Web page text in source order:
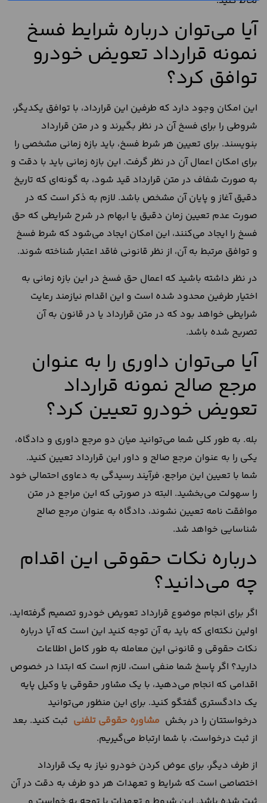
آیا می‌توان درباره شرایط فسخ
نمونه قرارداد تعویض خودرو
توافق کرد؟
این امکان وجود دارد که طرفین این قرارداد، با توافق یکدیگر،
شروطی را برای فسخ آن در نظر بگیرند و در متن قرارداد
بنویسند. برای تعیین هر شرط فسخ، باید بازه زمانی مشخصی را
برای امکان اعمال آن در نظر گرفت. این بازه زمانی باید با دقت و
به ‌صورت شفاف در متن قرارداد قید شود، به‌ گونه‌ای که تاریخ
دقیق آغاز و پایان آن مشخص باشد. لازم به ذکر است که در
صورت عدم تعیین زمان دقیق یا ابهام در شرح شرایطی که حق
فسخ را ایجاد می‌کنند، این امکان ایجاد می‌شود که شرط فسخ
و توافق مرتبط به آن، از نظر قانونی فاقد اعتبار شناخته شوند.
در نظر داشته باشید که اعمال حق فسخ در این بازه زمانی به
اختیار طرفین محدود شده است و این اقدام نیازمند رعایت
شرایطی خواهد بود که در متن قرارداد یا در قانون به آن
تصریح شده باشد.
آیا می‌توان داوری را به عنوان
مرجع صالح نمونه قرارداد
تعویض خودرو تعیین کرد؟
بله. به طور کلی شما می‌توانید میان دو مرجع داوری و دادگاه،
یکی را به عنوان مرجع صالح و داور این قرارداد تعیین کنید.
شما با تعیین این مراجع، فرآیند رسیدگی به دعاوی احتمالی خود
را سهولت می‌بخشید. البته در صورتی که این مراجع در متن
موافقت نامه تعیین نشوند، دادگاه به عنوان مرجع صالح
شناسایی خواهد شد.
درباره نکات حقوقی این اقدام
چه می‌دانید؟
اگر برای انجام موضوع قرارداد تعویض خودرو تصمیم گرفته‌اید،
اولین نکته‌ای که باید به آن توجه کنید این است که آیا درباره
نکات حقوقی و قانونی این معامله به طور کامل اطلاعات
دارید؟ اگر پاسخ شما منفی است، لازم است که ابتدا در خصوص
اقدامی که انجام می‌دهید، با یک مشاور حقوقی یا وکیل پایه
یک دادگستری گفتگو کنید. برای این منظور می‌توانید
درخواستتان را در بخش مشاوره حقوقی تلفنی ثبت کنید. بعد
از ثبت درخواست، با شما ارتباط می‌گیریم.
از طرف دیگر، برای عوض کردن خودرو نیاز به یک قرارداد
اختصاصی است که شرایط و تعهدات هر دو طرف به دقت در آن